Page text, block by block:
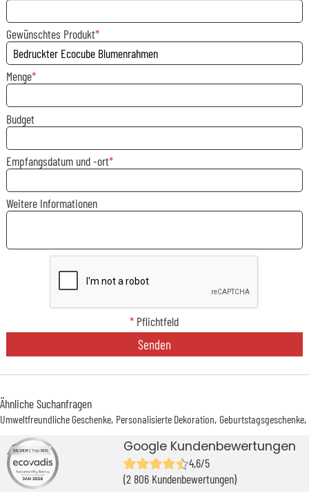
Gewünschtes Produkt
Menge
Budget
Empfangsdatum und -ort
Weitere Informationen
* Pflichtfeld
Senden
Ähnliche Suchanfragen
Umweltfreundliche Geschenke Personalisierte Dekoration Geburtstagsgeschenke
Google Kundenbewertungen
4,6/5
(2 806 Kundenbewertungen)